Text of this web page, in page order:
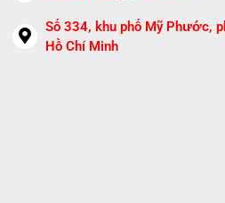
Số 334, khu phố Mỹ Phước,
Hồ Chí Minh